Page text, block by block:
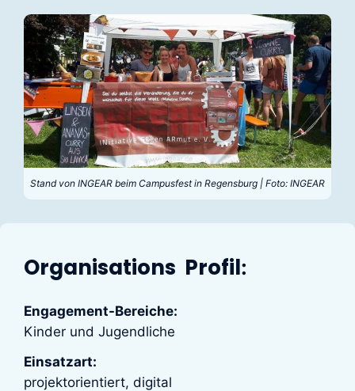
Stand von INGEAR beim Campusfest in Regensburg | Foto: INGEAR
Organisations Profil:
Engagement-Bereiche:
Kinder und Jugendliche
Einsatzart:
projektorientiert, digital